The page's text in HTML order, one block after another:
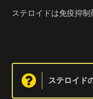
ステロイドは免疫抑制
ステロイド